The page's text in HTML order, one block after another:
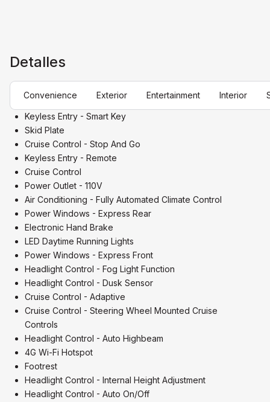
Detalles
Convenience Exterior Entertainment Interior
Keyless Entry - Smart Key
Skid Plate
Cruise Control - Stop And Go
Keyless Entry - Remote
Cruise Control
Power Outlet - 110V
Air Conditioning - Fully Automated Climate Control
Power Windows - Express Rear
Electronic Hand Brake
LED Daytime Running Lights
Power Windows - Express Front
Headlight Control - Fog Light Function
Headlight Control - Dusk Sensor
Cruise Control - Adaptive
Cruise Control - Steering Wheel Mounted Cruise
Controls
Headlight Control - Auto Highbeam
4G Wi-Fi Hotspot
Footrest
Headlight Control - Internal Height Adjustment
Headlight Control - Auto On/Off